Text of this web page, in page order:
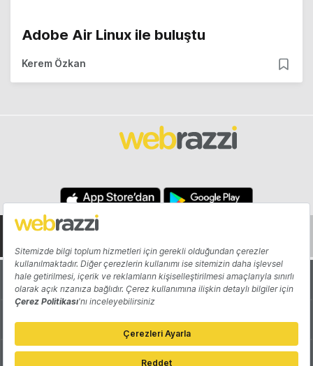
Adobe Air Linux ile buluştu
Kerem Özkan
Hakkında Yazarlar
Katkıda Bulun Reklam